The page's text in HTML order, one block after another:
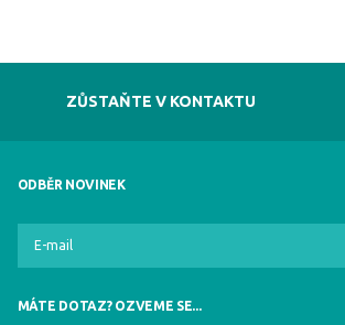
ZŮSTAŇTE V KONTAKTU
ODBĚR NOVINEK
MÁTE DOTAZ? OZVEME SE...